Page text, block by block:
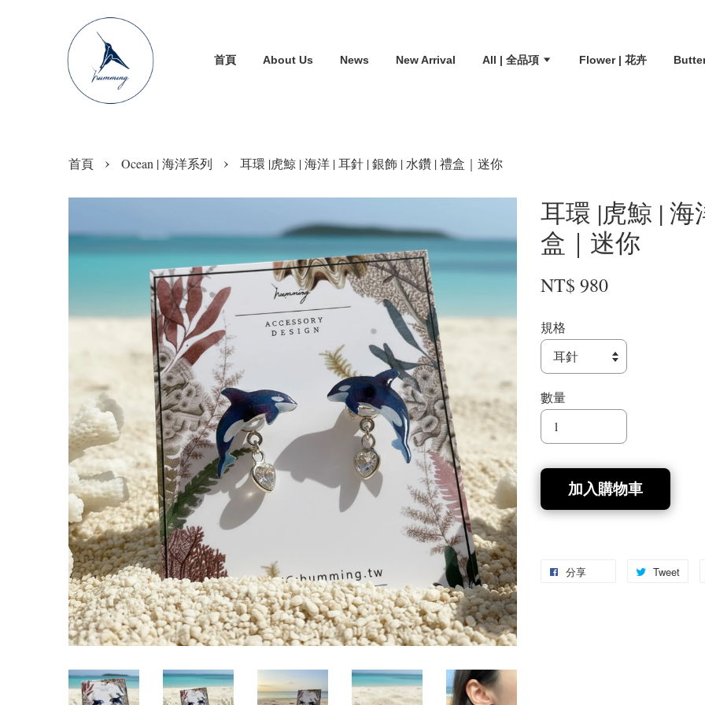
首頁 About Us News New Arrival All | 全品項 Flower | 花卉
首頁 › Ocean | 海洋系列 › 耳環 |虎鯨 | 海洋 | 耳針 | 銀飾 | 水鑽 | 禮盒｜迷你
耳環 |虎鯨 | 海
盒｜迷你
NT$ 980
規格
數量
加入購物車
分享 Tweet